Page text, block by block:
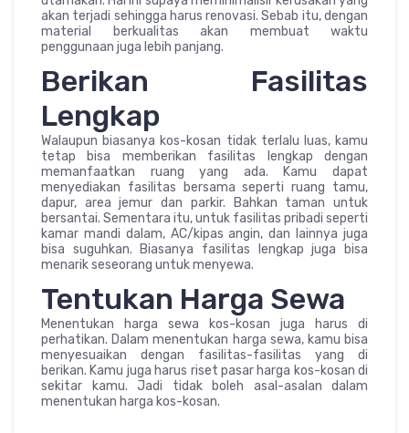
akan terjadi sehingga harus renovasi. Sebab itu, dengan
material berkualitas akan membuat waktu
penggunaan juga lebih panjang.
Berikan Fasilitas
Lengkap
Walaupun biasanya kos-kosan tidak terlalu luas, kamu
tetap bisa memberikan fasilitas lengkap dengan
memanfaatkan ruang yang ada. Kamu dapat
menyediakan fasilitas bersama seperti ruang tamu,
dapur, area jemur dan parkir. Bahkan taman untuk
bersantai. Sementara itu, untuk fasilitas pribadi seperti
kamar mandi dalam, AC/kipas angin, dan lainnya juga
bisa suguhkan. Biasanya fasilitas lengkap juga bisa
menarik seseorang untuk menyewa.
Tentukan Harga Sewa
Menentukan harga sewa kos-kosan juga harus di
perhatikan. Dalam menentukan harga sewa, kamu bisa
menyesuaikan dengan fasilitas-fasilitas yang di
berikan. Kamu juga harus riset pasar harga kos-kosan di
sekitar kamu. Jadi tidak boleh asal-asalan dalam
menentukan harga kos-kosan.